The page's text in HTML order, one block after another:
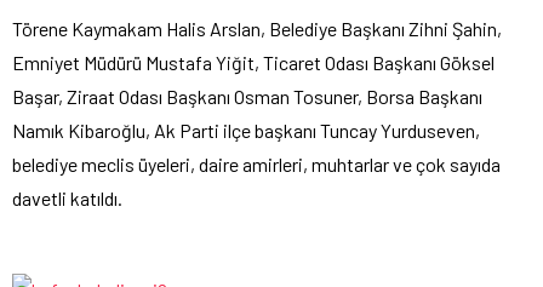
Törene Kaymakam Halis Arslan, Belediye Başkanı Zihni Şahin,
Emniyet Müdürü Mustafa Yiğit, Ticaret Odası Başkanı Göksel
Başar, Ziraat Odası Başkanı Osman Tosuner, Borsa Başkanı
Namık Kibaroğlu, Ak Parti ilçe başkanı Tuncay Yurduseven,
belediye meclis üyeleri, daire amirleri, muhtarlar ve çok sayıda
davetli katıldı.